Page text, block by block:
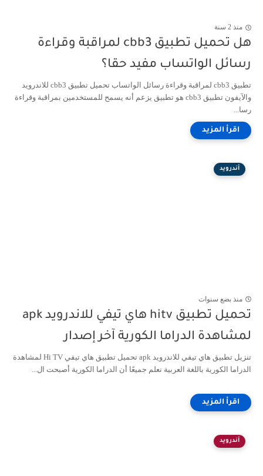
منذ 2 سنة
هل تحميل تطبيق cbb3 لمراقبة وقراءة
رسائل الواتساب مفيد حقا؟
تطبيق cbb3 لمراقبة وقراءة رسائل الواتساب تحميل تطبيق cbb3 للاندرويد
والآيفون تطبيق cbb3 هو تطبيق يزعم أنه يسمح للمستخدمين بمراقبة وقراءة
رسا...
أندرويد
منذ بضع سنوات
تحميل تطبيق hitv هاي تيفي للاندرويد apk
لمشاهدة الدراما الكورية آخر إصدار
تنزيل تطبيق هاي تيفي للاندرويد apk تحميل تطبيق هاي تيفي Hi TV لمشاهدة
الدراما الكورية باللغة العربية نعلم جميعًا أن الدراما الكورية أصبحت ال...
أندرويد